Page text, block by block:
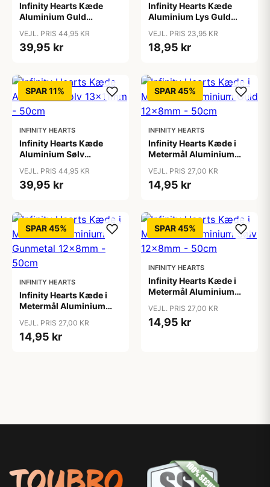
Infinity Hearts Kæde
Aluminium Guld
VEJL. PRIS 44,95 KR
39,95 kr
Infinity Hearts Kæde
Aluminium Lys Guld
VEJL. PRIS 23,95 KR
18,95 kr
SPAR 11%
INFINITY HEARTS
Infinity Hearts Kæde
Aluminium Sølv
VEJL. PRIS 44,95 KR
39,95 kr
SPAR 45%
INFINITY HEARTS
Infinity Hearts Kæde i
Metermål Aluminium
VEJL. PRIS 27,00 KR
14,95 kr
SPAR 45%
INFINITY HEARTS
Infinity Hearts Kæde i
Metermål Aluminium
50cm
VEJL. PRIS 27,00 KR
14,95 kr
SPAR 45%
INFINITY HEARTS
Infinity Hearts Kæde i
Metermål Aluminium
VEJL. PRIS 27,00 KR
14,95 kr